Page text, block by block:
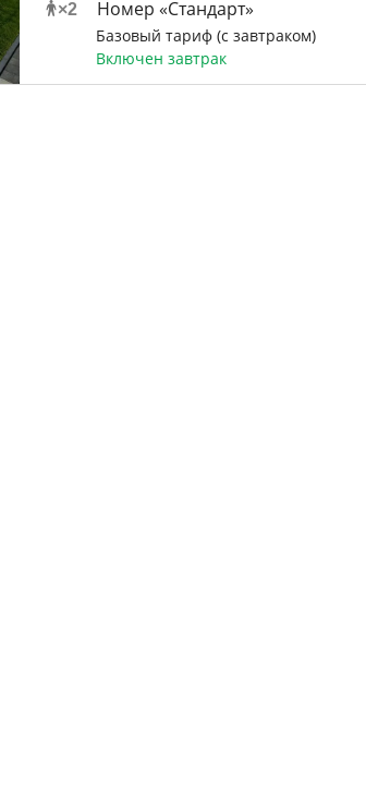
×2 Номер «Стандарт»
Базовый тариф (с завтраком)
Включен завтрак